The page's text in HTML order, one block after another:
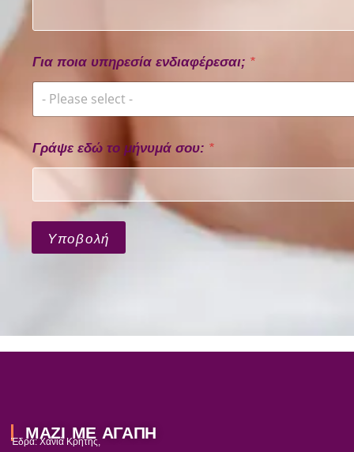
Για ποια υπηρεσία ενδιαφέρεσαι; *
- Please select -
Γράψε εδώ το μήνυμά σου: *
Υποβολή
ΜΑΖΙ ΜΕ ΑΓΑΠΗ
Έδρα: Χανιά Κρήτης,